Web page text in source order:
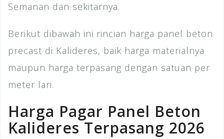
Semanan dan sekitarnya.
Berikut dibawah ini rincian harga panel beton
precast di Kalideres, baik harga materialnya
maupun harga terpasang dengan satuan per
meter lari.
Harga Pagar Panel Beton
Kalideres Terpasang 2026